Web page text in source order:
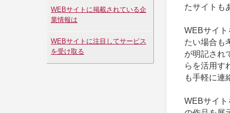
WEBサイトに掲載されている企
業情報は
WEBサイトに注目してサービス
を受け取る
たサイトも
WEBサイ
たい場合も
が明記され
らを活用す
も手軽に連
WEBサイ